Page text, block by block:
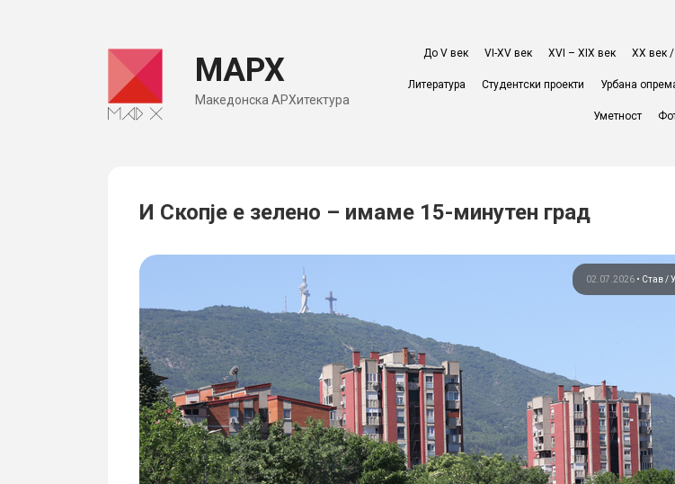
МАРХ
Македонска АРХитектура
До V век VI-XV век XVI – XIX век ХХ век
Литература Студентски проекти Урбана
Уметност
И Скопје е зелено – имаме 15-минутен град
02.07.2026• Став